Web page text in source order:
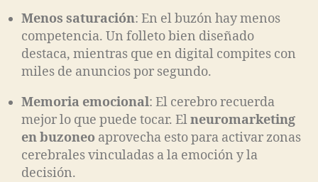
Menos saturación: En el buzón hay menos
competencia. Un folleto bien diseñado
destaca, mientras que en digital compites con
miles de anuncios por segundo.
Memoria emocional: El cerebro recuerda
mejor lo que puede tocar. Elneuromarketing
en buzoneo aprovecha esto para activar zonas
cerebrales vinculadas a la emoción y la
decisión.